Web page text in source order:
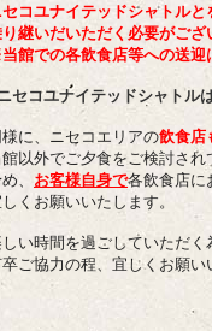
セコユナイテッドシャトル
継いだいただく必要がござ
館での各飲食店等への送迎
セコユナイテッドシャトル
様に、ニセコエリアの飲食店
館以外でご夕食をご検討され
、 お客様自身で各飲食店に
くお願いいたします。
い時間を過ごしていただく
ご協力の程、宜しくお願い